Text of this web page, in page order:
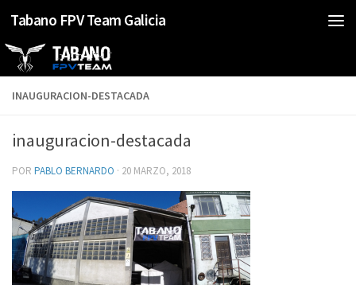
Saltar al contenido
Tabano FPV Team Galicia
INAUGURACION-DESTACADA
inauguracion-destacada
POR PABLO BERNARDO · 20 MARZO, 2018